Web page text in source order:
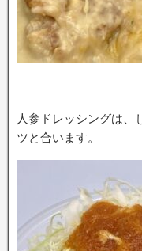
人参ドレッシングは、
ツと合います。